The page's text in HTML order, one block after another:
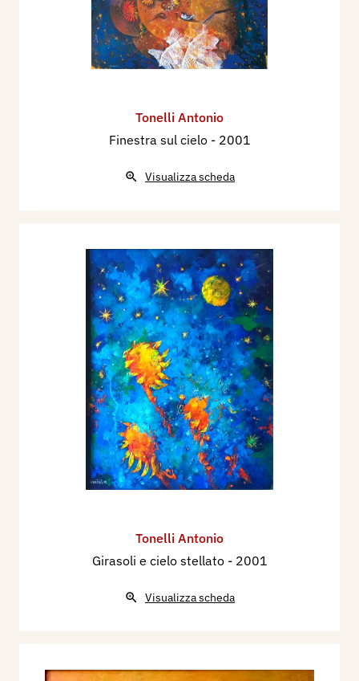
Tonelli Antonio
Finestra sul cielo - 2001
Visualizza scheda
Tonelli Antonio
Girasoli e cielo stellato - 2001
Visualizza scheda